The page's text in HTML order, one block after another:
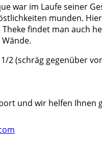
war im Laufe seiner
munden.
findet man auch
2 (schräg gegenüber
und wir helfen Ihnen